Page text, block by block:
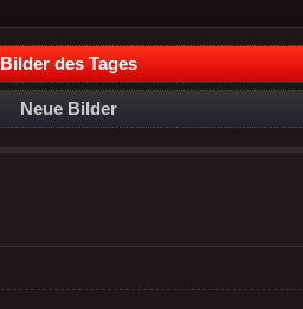
Bilder des Tages
Neue Bilder